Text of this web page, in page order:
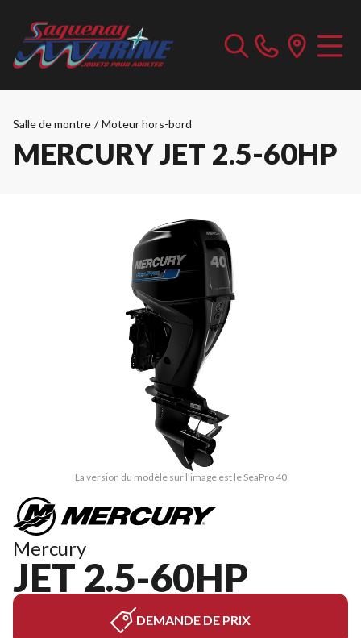
Salle de montre / Moteur hors-bord
MERCURY JET 2.5-60HP
La version du modèle sur l'image est le SeaPro 40
Mercury
JET 2.5-60HP
DEMANDE DE PRIX